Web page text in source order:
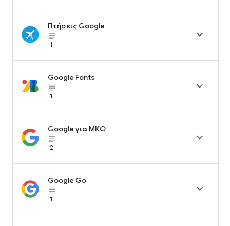
Πτήσεις Google
subject_black
1

Google Fonts
subject_black
1

Google για ΜΚΟ
subject_black
2

Google Go
subject_black
1
